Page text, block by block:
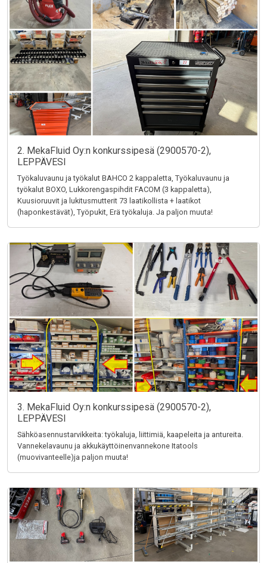
2. MekaFluid Oy:n konkurssipesä (2900570-2),
LEPPÄVESI
Työkaluvaunu ja työkalut BAHCO 2 kappaletta, Työkaluvaunu ja
työkalut BOXO, Lukkorengaspihdit FACOM (3 kappaletta),
Kuusioruuvit ja lukitusmutterit 73 laatikollista + laatikot
(haponkestävät), Työpukit, Erä työkaluja. Ja paljon muuta!
3. MekaFluid Oy:n konkurssipesä (2900570-2),
LEPPÄVESI
Sähköasennustarvikkeita: työkaluja, liittimiä, kaapeleita ja antureita.
Vannekelavaunu ja akkukäyttöinenvannekone Itatools
(muovivanteelle)ja paljon muuta!